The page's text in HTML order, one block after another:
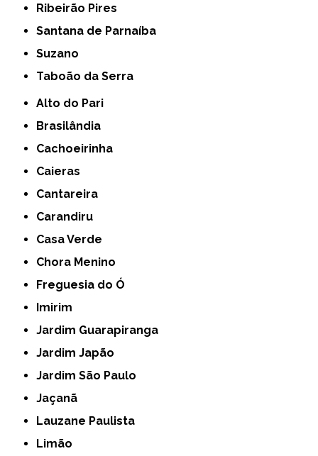
Ribeirão Pires
Santana de Parnaíba
Suzano
Taboão da Serra
Alto do Pari
Brasilândia
Cachoeirinha
Caieras
Cantareira
Carandiru
Casa Verde
Chora Menino
Freguesia do Ó
Imirim
Jardim Guarapiranga
Jardim Japão
Jardim São Paulo
Jaçanã
Lauzane Paulista
Limão